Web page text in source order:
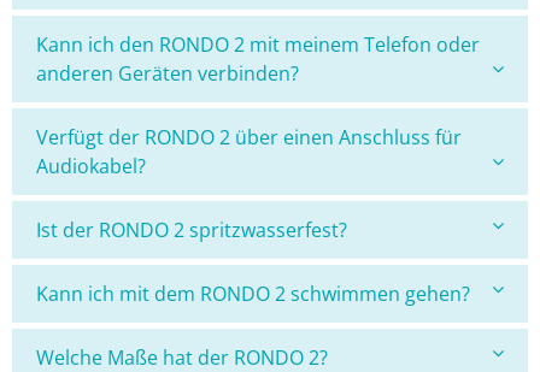
Kann ich den RONDO 2 mit meinem Telefon oder
anderen Geräten verbinden?
Verfügt der RONDO 2 über einen Anschluss für
Audiokabel?
Ist der RONDO 2 spritzwasserfest?
Kann ich mit dem RONDO 2 schwimmen gehen?
Welche Maße hat der RONDO 2?